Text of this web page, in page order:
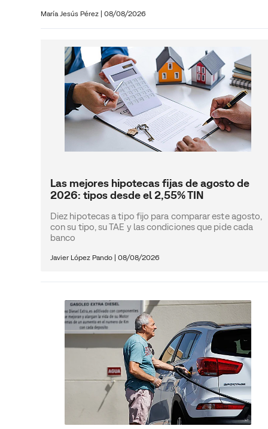
María Jesús Pérez | 08/08/2026
Las mejores hipotecas fijas de agosto de
2026: tipos desde el 2,55% TIN
Diez hipotecas a tipo fijo para comparar este agosto,
con su tipo, su TAE y las condiciones que pide cada
banco
Javier López Pando | 08/08/2026